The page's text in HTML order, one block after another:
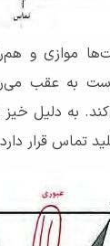
موازی و
به عقب
به دلیل
تماس قرار